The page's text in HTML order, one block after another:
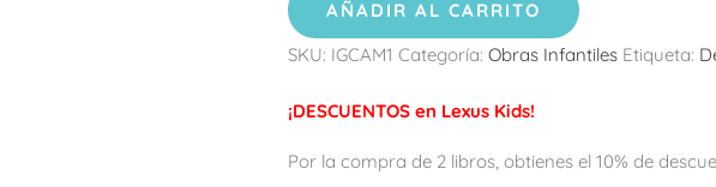
AÑADIR AL CARRITO
SKU: IGCAM1 Categoría: Obras Infantiles Etiqueta:
¡DESCUENTOS en Lexus Kids!
Por la compra de 2 libros, obtienes el 10% de